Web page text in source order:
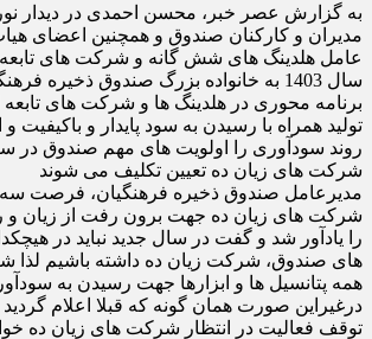
به گزارش عصر خبر، محسن احمدی در دیدار
مدیران و کارکنان صندوق و همچنین اعضای
عامل هلدینگ های شش گانه و شرکت های تابعه
سال 1403 به خانواده بزرگ صندوق ذخیره
برنامه محوری در هلدینگ ها و شرکت های
تولید همراه با رسیدن به سود پایدار و باکیفیت و
روند سودآوری را اولویت های مهم صندوق در
شرکت های زیان ده تعیین تکلیف می شوند
مدیرعامل صندوق ذخیره فرهنگیان، فرصت سه
شرکت های زیان ده جهت برون رفت از زیان و
را یادآور شد و گفت در سال جدید نباید در
های صندوق، شرکت زیان ده داشته باشیم لذا
همه پتانسیل ها و ابزارها جهت رسیدن به
درغیراین صورت همان گونه که قبلا اعلام گردید
توقف فعالیت در انتظار شرکت های زیان ده